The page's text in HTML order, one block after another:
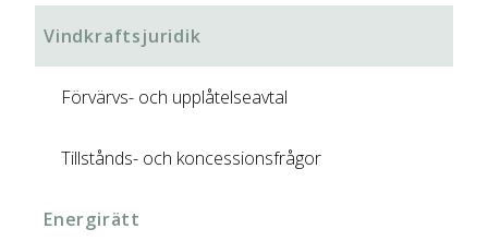
Vindkraftsjuridik
Förvärvs- och upplåtelseavtal
Tillstånds- och koncessionsfrågor
Energirätt